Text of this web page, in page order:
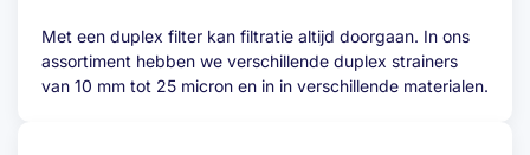
Met een duplex filter kan filtratie altijd doorgaan. In ons
assortiment hebben we verschillende duplex strainers
van 10 mm tot 25 micron en in in verschillende materialen.